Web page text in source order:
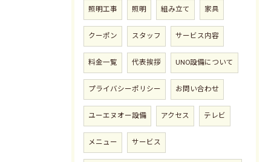
照明工事 照明 組み立て 家具
クーポン スタッフ サービス内容
料金一覧 代表挨拶 UNO設備について
プライバシーポリシー お問い合わせ
ユーエヌオー設備 アクセス テレビ
メニュー サービス